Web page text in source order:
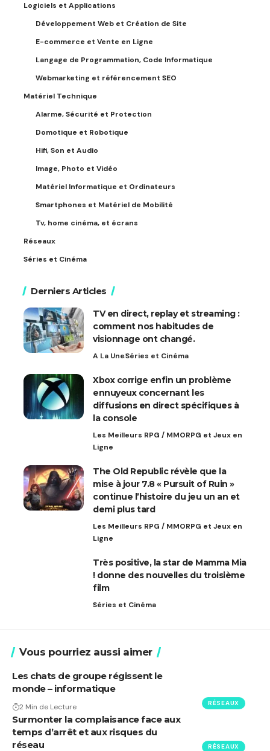
Logiciels et Applications
Développement Web et Création de Site
E-commerce et Vente en Ligne
Langage de Programmation, Code Informatique
Webmarketing et référencement SEO
Matériel Technique
Alarme, Sécurité et Protection
Domotique et Robotique
Hifi, Son et Audio
Image, Photo et Vidéo
Matériel Informatique et Ordinateurs
Smartphones et Matériel de Mobilité
Tv, home cinéma, et écrans
Réseaux
Séries et Cinéma
Derniers Articles
TV en direct, replay et streaming :
comment nos habitudes de
visionnage ont changé.
A La UneSéries et Cinéma
Xbox corrige enfin un problème
ennuyeux concernant les
diffusions en direct spécifiques à
la console
Les Meilleurs RPG / MMORPG et Jeux en
Ligne
The Old Republic révèle que la
mise à jour 7.8 « Pursuit of Ruin »
continue l’histoire du jeu un an et
demi plus tard
Les Meilleurs RPG / MMORPG et Jeux en
Ligne
Très positive, la star de Mamma Mia
! donne des nouvelles du troisième
film
Séries et Cinéma
Vous pourriez aussi aimer
RÉSEAUX
Les chats de groupe régissent le
monde – informatique
2 Min de Lecture
RÉSEAUX
Surmonter la complaisance face aux
temps d’arrêt et aux risques du
réseau